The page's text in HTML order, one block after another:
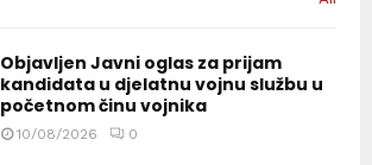
Objavljen Javni oglas za prijam
kandidata u djelatnu vojnu službu u
početnom činu vojnika
10/08/2026 0